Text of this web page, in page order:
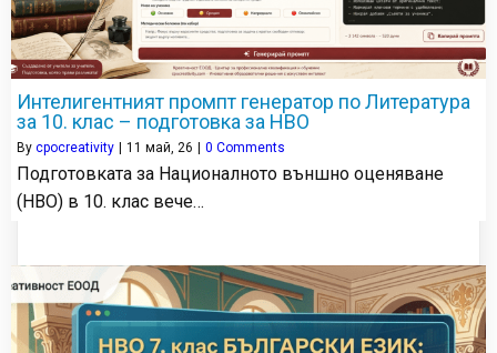
Интелигентният промпт генератор по Литература
за 10. клас – подготовка за НВО
By cpocreativity | 11 май, 26 | 0 Comments
Подготовката за Националното външно оценяване
(НВО) в 10. клас вече…